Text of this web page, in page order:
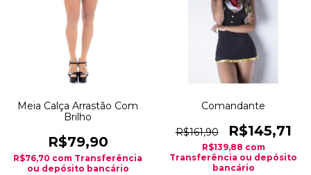
Meia Calça Arrastão Com
Brilho
R$79,90
R$76,70 com Transferência
ou depósito bancário
Comandante
R$161,90 R$145,71
R$139,88 com
Transferência ou depósito
bancário